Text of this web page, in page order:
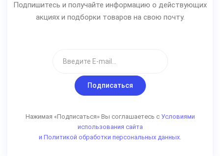
Подпишитесь и получайте информацию о действующих
акциях и подборки товаров на свою почту.
Подписаться
Нажимая «Подписаться» Вы соглашаетесь с Условиями
использования сайта
и Политикой обработки персональных данных.